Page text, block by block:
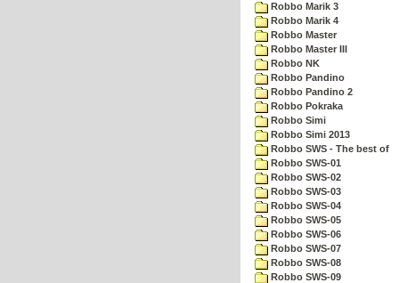
Robbo Marik 3
Robbo Marik 4
Robbo Master
Robbo Master III
Robbo NK
Robbo Pandino
Robbo Pandino 2
Robbo Pokraka
Robbo Simi
Robbo Simi 2013
Robbo SWS - The best of
Robbo SWS-01
Robbo SWS-02
Robbo SWS-03
Robbo SWS-04
Robbo SWS-05
Robbo SWS-06
Robbo SWS-07
Robbo SWS-08
Robbo SWS-09